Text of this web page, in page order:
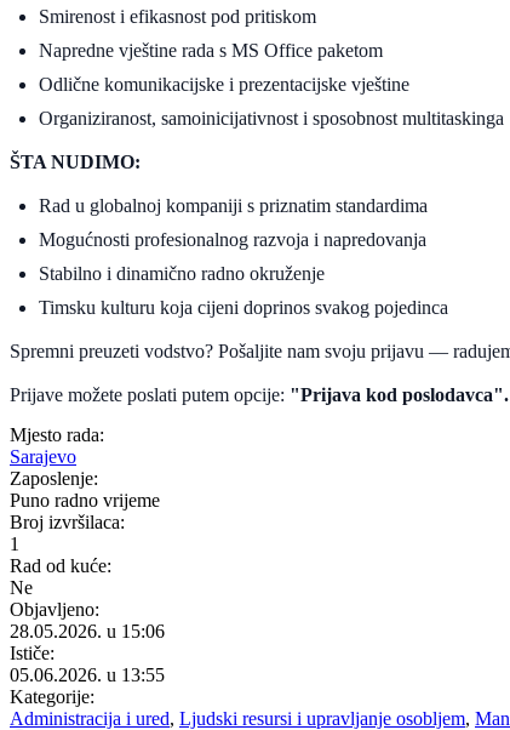
Smirenost i efikasnost pod pritiskom
Napredne vještine rada s MS Office paketom
Odlične komunikacijske i prezentacijske vještine
Organiziranost, samoinicijativnost i sposobnost multitaskinga
ŠTA NUDIMO:
Rad u globalnoj kompaniji s priznatim standardima
Mogućnosti profesionalnog razvoja i napredovanja
Stabilno i dinamično radno okruženje
Timsku kulturu koja cijeni doprinos svakog pojedinca
Spremni preuzeti vodstvo? Pošaljite nam svoju prijavu —
Prijave možete poslati putem opcije: "Prijava kod poslodavca".
Mjesto rada:
Sarajevo
Zaposlenje:
Puno radno vrijeme
Broj izvršilaca:
1
Rad od kuće:
Ne
Objavljeno:
28.05.2026. u 15:06
Ističe:
05.06.2026. u 13:55
Kategorije:
Administracija i ured, Ljudski resursi i upravljanje osobljem,